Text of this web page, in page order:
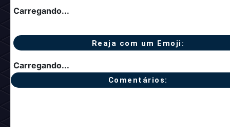
Carregando...
Reaja com um Emoji:
Carregando...
Comentários: